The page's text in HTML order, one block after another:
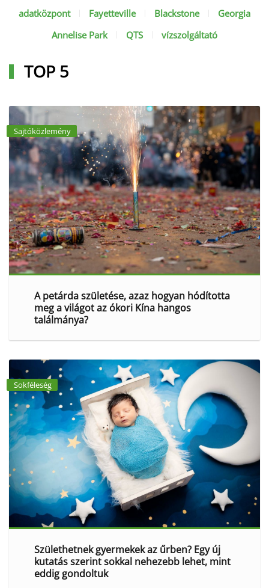
adatközpont
Fayetteville Blackstone
Georgia
Annelise Park
QTS vízszolgáltató
TOP 5
Sajtóközlemény
A petárda születése, azaz hogyan hódította
meg a világot az ókori Kína hangos
találmánya?
Sokféleség
Születhetnek gyermekek az űrben? Egy új
kutatás szerint sokkal nehezebb lehet, mint
eddig gondoltuk